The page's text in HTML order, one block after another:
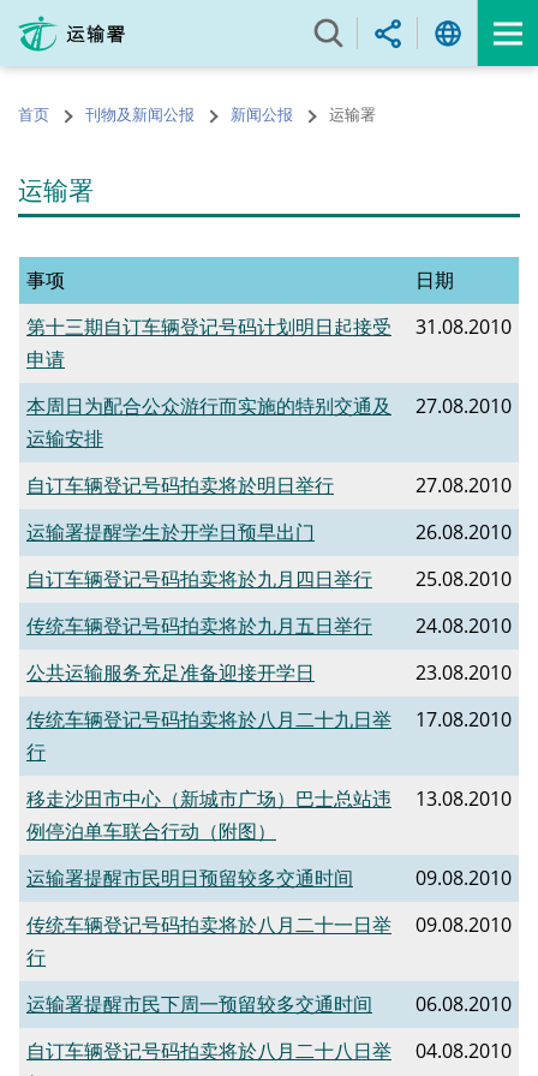
内
的首页 刊物及新闻公报 新闻公报 运输署
运输署
事项
日期
第十三期自订车辆登记号码计划明日起接受
申请
31.08.2010
本周日为配合公众游行而实施的特别交通及
运输安排
27.08.2010
自订车辆登记号码拍卖将於明日举行
27.08.2010
运输署提醒学生於开学日预早出门
26.08.2010
自订车辆登记号码拍卖将於九月四日举行
25.08.2010
传统车辆登记号码拍卖将於九月五日举行
24.08.2010
公共运输服务充足准备迎接开学日
23.08.2010
传统车辆登记号码拍卖将於八月二十九日举
行
17.08.2010
移走沙田市中心（新城市广场）巴士总站违
例停泊单车联合行动（附图）
13.08.2010
运输署提醒市民明日预留较多交通时间
09.08.2010
传统车辆登记号码拍卖将於八月二十一日举
行
09.08.2010
运输署提醒市民下周一预留较多交通时间
06.08.2010
自订车辆登记号码拍卖将於八月二十八日举
04.08.2010